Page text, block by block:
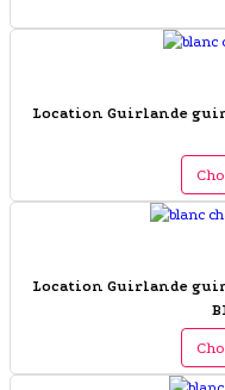
Location Guirlande
Location Guirlande